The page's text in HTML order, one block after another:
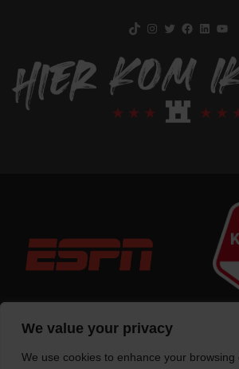
We value your privacy
We use cookies to enhance your browsing